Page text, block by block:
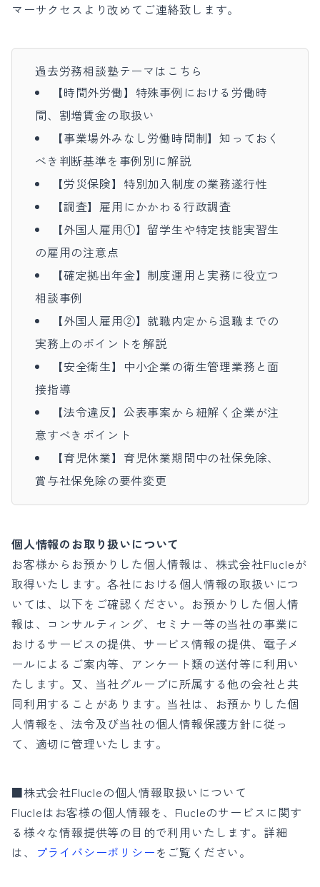
マーサクセスより改めてご連絡致します。
過去労務相談塾テーマはこちら
【時間外労働】特殊事例における労働時
間、割増賃金の取扱い
【事業場外みなし労働時間制】知っておく
べき判断基準を事例別に解説
【労災保険】特別加入制度の業務遂行性
【調査】雇用にかかわる行政調査
【外国人雇用①】留学生や特定技能実習生
の雇用の注意点
【確定拠出年金】 制度運用と実務に役立つ
相談事例
【外国人雇用②】 就職内定から退職までの
実務上のポイントを解説
【安全衛生】 中小企業の衛生管理業務と面
接指導
【法令違反】 公表事案から紐解く企業が注
意すべきポイント
【育児休業】 育児休業期間中の社保免除、
賞与社保免除の要件変更
個人情報のお取り扱いについて
お客様からお預かりした個人情報は、株式会社Flucleが
取得いたします。各社における個人情報の取扱いにつ
いては、以下をご確認ください。お預かりした個人情
報は、コンサルティング、セミナー等の当社の事業に
おけるサービスの提供、サービス情報の提供、電子メ
ールによるご案内等、アンケート類の送付等に利用い
たします。又、当社グループに所属する他の会社と共
同利用することがあります。当社は、お預かりした個
人情報を、法令及び当社の個人情報保護方針に従っ
て、適切に管理いたします。
■株式会社Flucleの個人情報取扱いについて
Flucleはお客様の個人情報を、Flucleのサービスに関す
る様々な情報提供等の目的で利用いたします。詳細
は、
プライバシーポリシーをご覧ください。